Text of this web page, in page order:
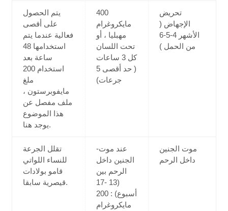
يتم الحصول
على أقصى
فعالية عندما يتم
استخدامها 48
ساعة بعد
استخدام 200
ملغ
مايفوبرستون ،
ملف مفصل عن
هذا الموضوع
يوجد هنا.
400
مايكروغرام
مهبليا ، أو
تحت اللسان
كل 3 ساعات
( حد أقصى 5
جرعات)
تحريض
الإجهاض (
الأشهر 4-5-6
من الحمل )
تقلل الجرعة
للنساء اللواتي
قامو بولادات
قيصرية سابقا.
-عند موت
الجنين داخل
الرحم بين
(13 -17
أسبوع) : 200
مايكروغرام
موت الجنين
داخل الرحم